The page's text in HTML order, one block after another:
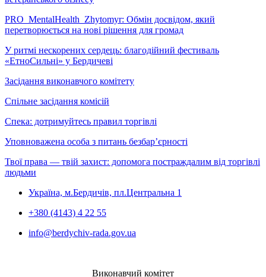
PRO_MentalHealth_Zhytomyr: Обмін досвідом, який
перетворюється на нові рішення для громад
У ритмі нескорених сердець: благодійний фестиваль
«ЕтноСильні» у Бердичеві
Засідання виконавчого комітету
Спільне засідання комісій
Спека: дотримуйтесь правил торгівлі
Уповноважена особа з питань безбар’єрності
Твої права — твій захист: допомога постраждалим від торгівлі
людьми
Україна, м.Бердичів, пл.Центральна 1
+380 (4143) 4 22 55
info@berdychiv-rada.gov.ua
Виконавчий комітет